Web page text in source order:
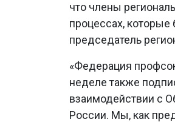
что члены
процессах, которые
председатель
«Федерация
неделе также
взаимодействии с
России. Мы, как